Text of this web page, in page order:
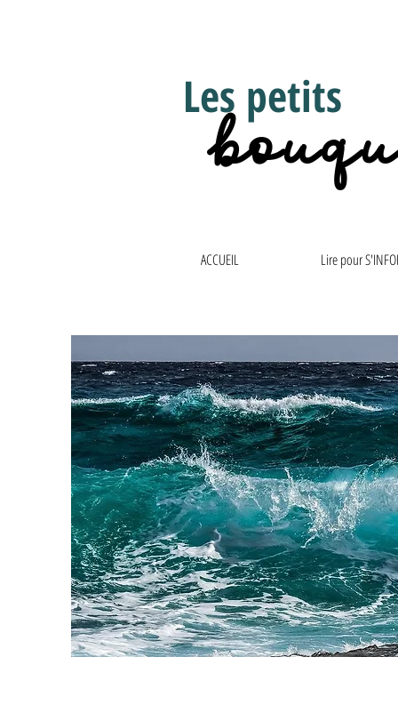
Les petits
ACCUEIL Lire pour